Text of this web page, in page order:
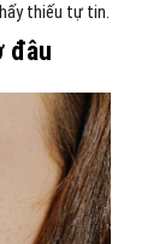
thiếu tự tin.
đâu